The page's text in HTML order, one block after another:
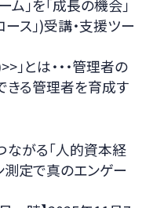
ム｣を｢成長の機会｣
ス｣)受講・支援ツー
とは・・・管理者の
きる管理者を育成す
がる「人的資本経
測定で真のエンゲー